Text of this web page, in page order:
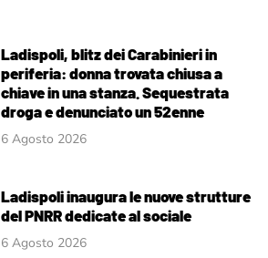
Ladispoli, blitz dei Carabinieri in
periferia: donna trovata chiusa a
chiave in una stanza. Sequestrata
droga e denunciato un 52enne
6 Agosto 2026
Ladispoli inaugura le nuove strutture
del PNRR dedicate al sociale
6 Agosto 2026